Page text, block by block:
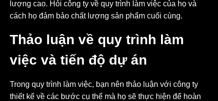
lượng cao. Hỏi công ty về quy trình làm việc của họ và
cách họ đảm bảo chất lượng sản phẩm cuối cùng.
Thảo luận về quy trình làm
việc và tiến độ dự án
Trong quy trình làm việc, bạn nên thảo luận với công ty
thiết kế về các bước cụ thể mà họ sẽ thực hiện để hoàn